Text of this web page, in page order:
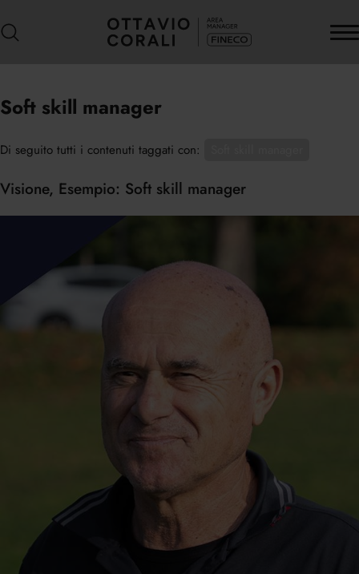
Soft skill manager
Di seguito tutti i contenuti taggati con:
Visione, Esempio: Soft skill manager